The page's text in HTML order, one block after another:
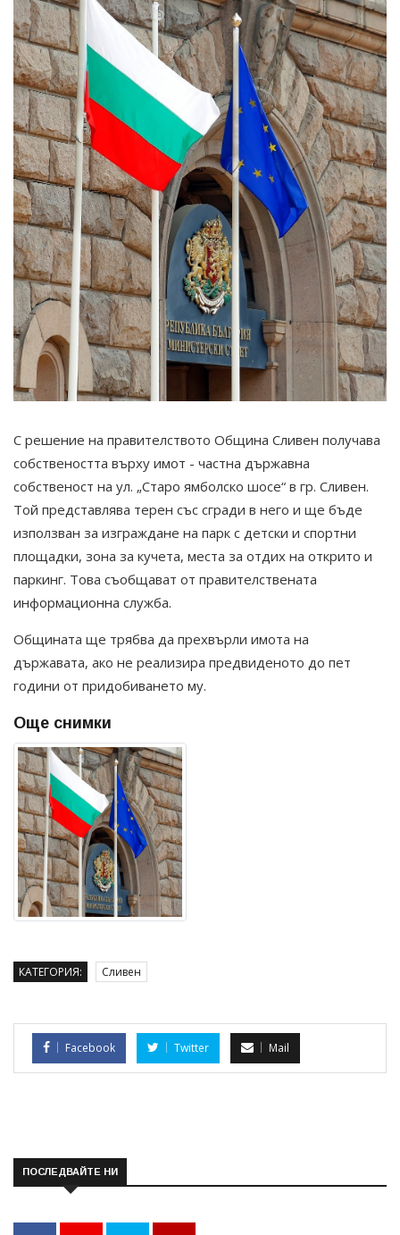
С решение на правителството Община Сливен получава
собствеността върху имот - частна държавна
собственост на ул. „Старо ямболско шосе“ в гр. Сливен.
Той представлява терен със сгради в него и ще бъде
използван за изграждане на парк с детски и спортни
площадки, зона за кучета, места за отдих на открито и
паркинг. Това съобщават от правителствената
информационна служба.
Общината ще трябва да прехвърли имота на
държавата, ако не реализира предвиденото до пет
години от придобиването му.
Още снимки
КАТЕГОРИЯ: Сливен
Facebook Twitter Mail
ПОСЛЕДВАЙТЕ НИ